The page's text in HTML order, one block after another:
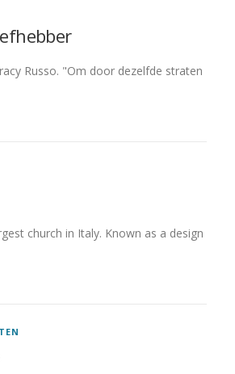
Russo. "Om door dezelfde straten
church in Italy. Known as a design